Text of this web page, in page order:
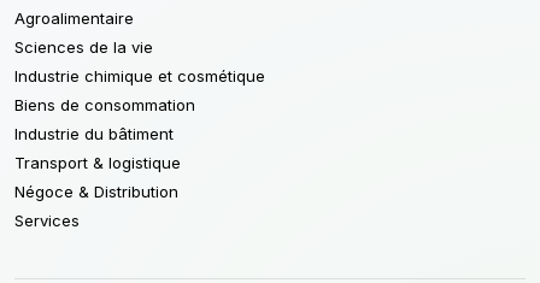
Agroalimentaire
Sciences de la vie
Industrie chimique et cosmétique
Biens de consommation
Industrie du bâtiment
Transport & logistique
Négoce & Distribution
Services